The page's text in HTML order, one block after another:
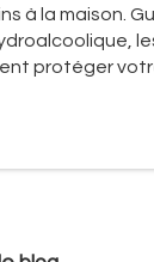
à la maison.
protéger